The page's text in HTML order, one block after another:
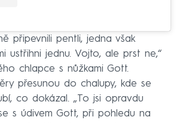
připevnili pentli, jedna však
ustřihni jednu. Vojto, ale prst ne,“
chlapce s nůžkami Gott.
přesunou do chalupy, kde se
co dokázal. „To jsi opravdu
s údivem Gott, při pohledu na